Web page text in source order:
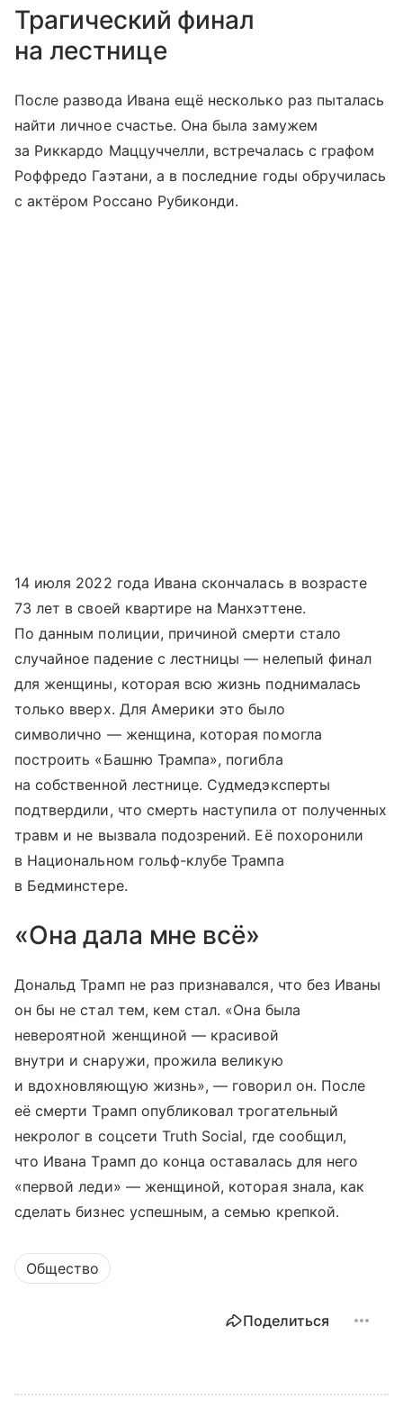
Трагический финал
на лестнице
После развода Ивана ещё несколько раз пыталась
найти личное счастье. Она была замужем
за Риккардо Маццуччелли, встречалась с графом
Роффредо Гаэтани, а в последние годы обручилась
с актёром Россано Рубиконди.
14 июля 2022 года Ивана скончалась в возрасте
73 лет в своей квартире на Манхэттене.
По данным полиции, причиной смерти стало
случайное падение с лестницы — нелепый финал
для женщины, которая всю жизнь поднималась
только вверх. Для Америки это было
символично — женщина, которая помогла
построить «Башню Трампа», погибла
на собственной лестнице. Судмедэксперты
подтвердили, что смерть наступила от полученных
травм и не вызвала подозрений. Её похоронили
в Национальном гольф-клубе Трампа
в Бедминстере.
«Она дала мне всё»
Дональд Трамп не раз признавался, что без Иваны
он бы не стал тем, кем стал. «Она была
невероятной женщиной — красивой
внутри и снаружи, прожила великую
и вдохновляющую жизнь», — говорил он. После
её смерти Трамп опубликовал трогательный
некролог в соцсети Truth Social, где сообщил,
что Ивана Трамп до конца оставалась для него
«первой леди» — женщиной, которая знала, как
сделать бизнес успешным, а семью крепкой.
Общество
Поделиться